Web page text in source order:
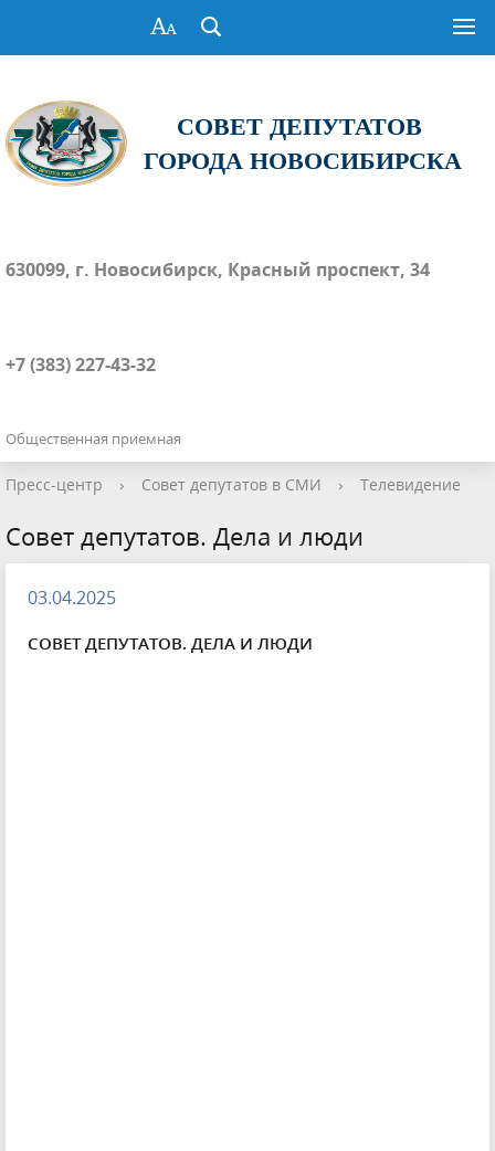
СОВЕТ ДЕПУТАТОВ
ГОРОДА НОВОСИБИРСКА
630099, г. Новосибирск, Красный проспект, 34
+7 (383) 227-43-32
Общественная приемная
Пресс-центр › Совет депутатов в СМИ › Телевидение
Совет депутатов. Дела и люди
03.04.2025
СОВЕТ ДЕПУТАТОВ. ДЕЛА И ЛЮДИ